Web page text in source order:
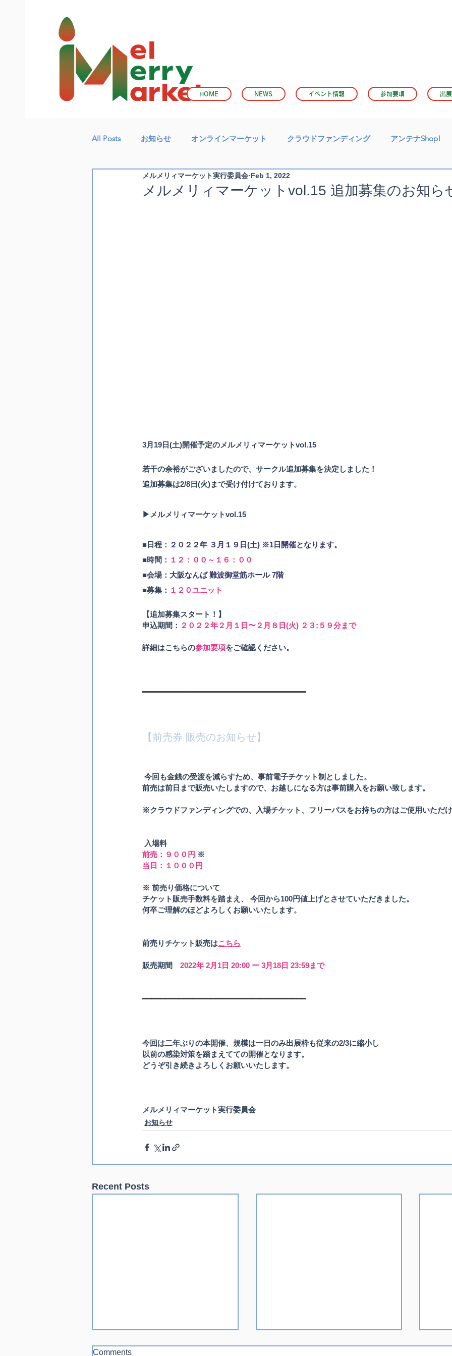
HOME NEWS イベント情報 参加要項 出
All Posts お知らせ オンラインマーケット クラウドファンディング アンテナShop!
メルメリィマーケットvol.15 追加募集のお知ら
メルメリィマーケット実行委員会 Feb 1, 2022
3月19日(土)開催予定のメルメリィマーケットvol.15
若干の余裕がございましたので、サークル追加募集を決定しました！
追加募集は2/8日(火)まで受け付けております。
▶メルメリィマーケットvol.15
■日程： ２０２２年 ３月１９日(土) ※1日開催となります。
■時間： １２：００～１６：００
■会場： 大阪なんば 難波御堂筋ホール 7階
■募集： １２０ユニット
【追加募集スタート！】
申込期間： ２０２２年２月１日〜２月８日(火) ２３:５９分まで
詳細はこちらの参加要項をご確認ください。
━━━━━━━━━━━━━━━━━━━━━━━━━━━━━━━━━━━━
【前売券 販売のお知らせ】
今回も金銭の受渡を減らすため、事前電子チケット制としました。
前売は前日まで販売いたしますので、お越しになる方は事前購入をお願い致します。
※クラウドファンディングでの、入場チケット、フリーパスをお持ちの方はご使用いただ
入場料
前売：９００円 ※
当日：１０００円
※ 前売り価格について
チケット販売手数料を踏まえ、 今回から100円値上げとさせていただきました。
何卒ご理解のほどよろしくお願いいたします。
前売りチケット販売はこちら
販売期間 2022年 2月1日 20:00 ー 3月18日 23:59まで
━━━━━━━━━━━━━━━━━━━━━━━━━━━━━━━━━━━━
今回は二年ぶりの本開催、規模は一日のみ出展枠も従来の2/3に縮小し
以前の感染対策を踏まえてての開催となります。
どうぞ引き続きよろしくお願いいたします。
メルメリィマーケット実行委員会
お知らせ
Recent Posts
Comments